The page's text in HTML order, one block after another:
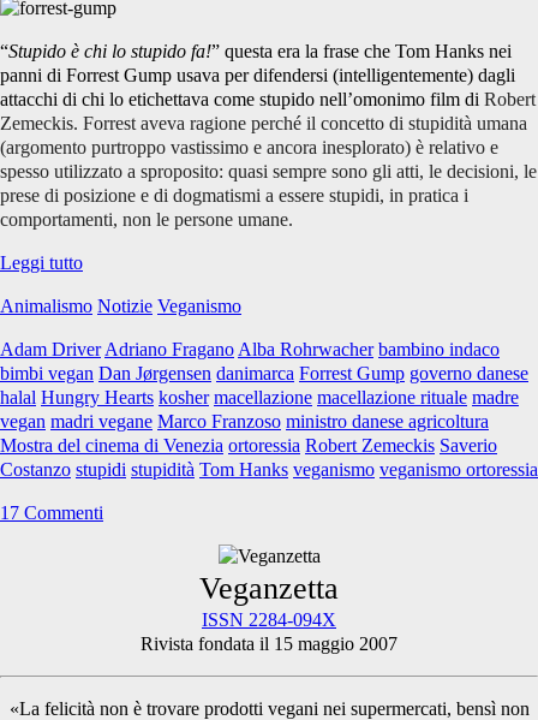
“Stupido è chi lo stupido fa!” questa era la frase che Tom Hanks nei
panni di Forrest Gump usava per difendersi (intelligentemente) dagli
attacchi di chi lo etichettava come stupido nell’omonimo film di Robert
Zemeckis. Forrest aveva ragione perché il concetto di stupidità umana
(argomento purtroppo vastissimo e ancora inesplorato) è relativo e
spesso utilizzato a sproposito: quasi sempre sono gli atti, le decisioni, le
prese di posizione e di dogmatismi a essere stupidi, in pratica i
comportamenti, non le persone umane.
Leggi tuttoStupido
chi
stupido
fa!
Animalismo Notizie Veganismo
Adam Driver Adriano Fragano Alba Rohrwacher bambino indaco
bimbi vegan Dan Jørgensen danimarca Forrest Gump governo danese
halal Hungry Hearts kosher macellazione macellazione rituale madre
vegan madri vegane Marco Franzoso ministro danese agricoltura
Mostra del cinema di Venezia ortoressia Robert Zemeckis Saverio
Costanzo stupidi stupidità Tom Hanks veganismo veganismo ortoressia
17 Commenti
Sidebar
Veganzetta
ISSN 2284-094X
Rivista fondata il 15 maggio 2007
«La felicità non è trovare prodotti vegani nei supermercati, bensì non